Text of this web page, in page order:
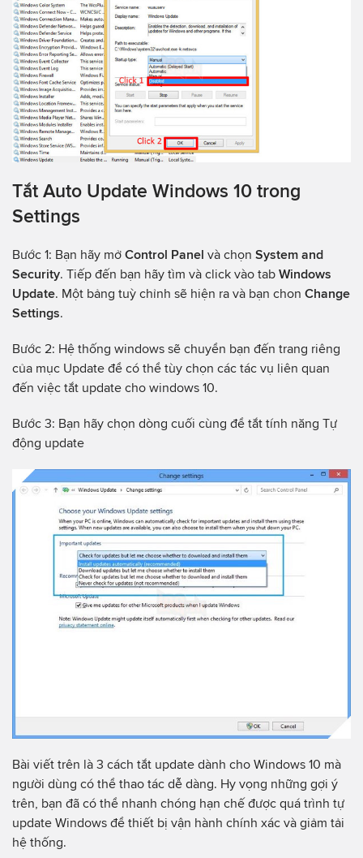
Tắt Auto Update Windows 10 trong
Settings
Bước 1: Bạn hãy mở Control Panel và chọn System and
Security. Tiếp đến bạn hãy tìm và click vào tab Windows
Update. Một bảng tuỳ chỉnh sẽ hiện ra và bạn chon Change
Settings.
Bước 2: Hệ thống windows sẽ chuyển bạn đến trang riêng
của mục Update để có thể tùy chọn các tác vụ liên quan
đến việc tắt update cho windows 10.
Bước 3: Bạn hãy chọn dòng cuối cùng để tắt tính năng Tự
động update
Bài viết trên là 3 cách tắt update dành cho Windows 10 mà
người dùng có thể thao tác dễ dàng. Hy vọng những gợi ý
trên, bạn đã có thể nhanh chóng hạn chế được quá trình tự
update Windows để thiết bị vận hành chính xác và giảm tải
hệ thống.